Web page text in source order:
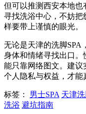
但可以推测西安本地
寻找洗浴中心，不妨把
样要带上谨慎的眼光。
无论是天津的洗脚SPA
身体和情绪寻找出口
能只靠网络图文。建
个人隐私与权益，才能
标签： 男士SPA 天津
洗浴 避坑指南